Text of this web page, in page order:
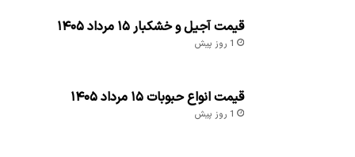
قیمت آجیل و خشکبار ۱۵ مرداد ۱۴۰۵
1 روز پیش
قیمت انواع حبوبات ۱۵ مرداد ۱۴۰۵
1 روز پیش